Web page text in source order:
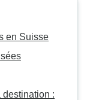
en Suisse
destination :